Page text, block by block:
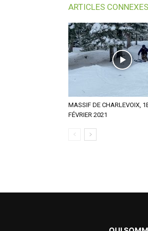
ARTICLES CONNEXES
MASSIF DE CHARLEVOIX,
FÉVRIER 2021